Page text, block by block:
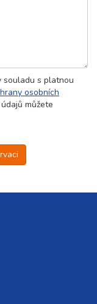
souladu s platnou
osobních
můžete